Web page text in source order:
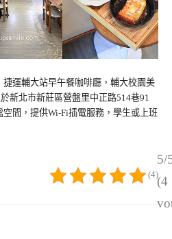
運輔大站早午餐咖啡廳，輔大校園美
新北市新莊區營盤里中正路514巷91
間，提供Wi-Fi插電服務，學生或上班
5/
(4
(4)